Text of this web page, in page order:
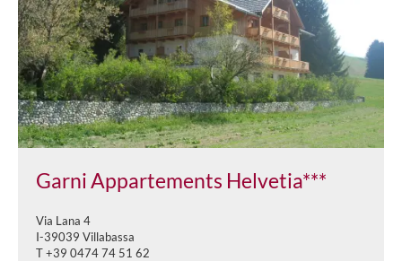
Garni Appartements Helvetia***
Via Lana 4
I-39039 Villabassa
T +39 0474 74 51 62